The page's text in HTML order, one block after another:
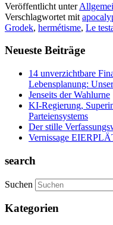
Veröffentlicht unter
Verschlagwortet mit
Grodek, hermétisme, Le
Neueste Beiträge
14 unverzichtbare
Lebensplanung:
Jenseits der Wahlurne
KI-Regierung,
Parteiensystems
Der stille
Vernissage
search
Suchen
Kategorien